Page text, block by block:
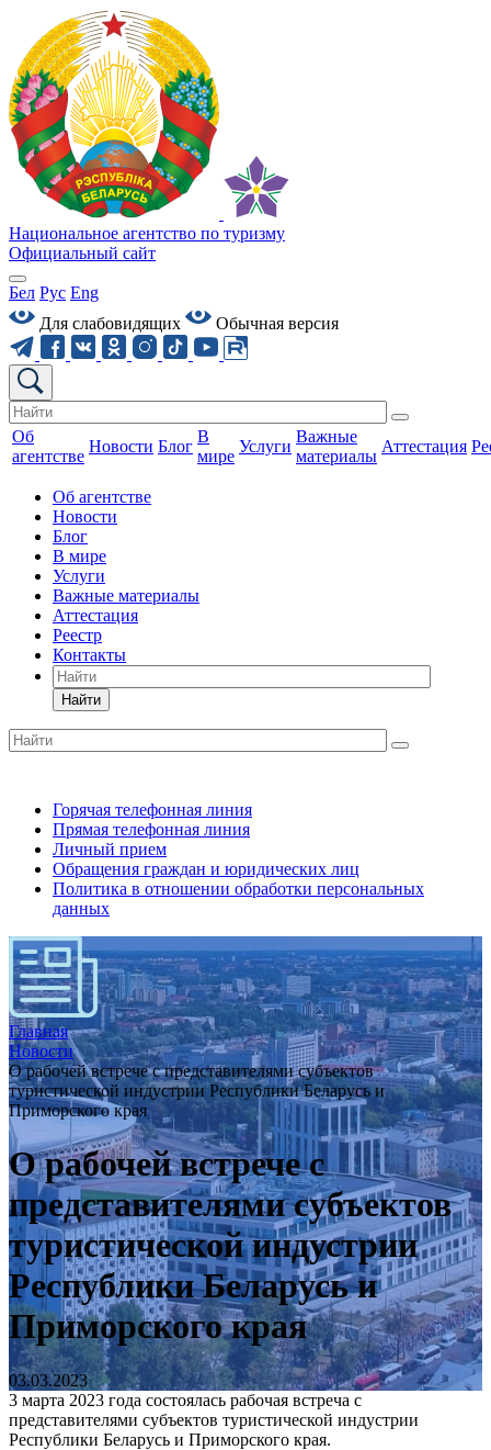
Национальное агентство по туризму
Официальный сайт
Бел Рус Eng
Для слабовидящих
Обычная версия
Об
агентстве
Новости Блог
В
мире
Услуги
Важные
материалы
Аттестация
Об агентстве
Новости
Блог
В мире
Услуги
Важные материалы
Аттестация
Реестр
Контакты
Найти
Горячая телефонная линия
Прямая телефонная линия
Личный прием
Обращения граждан и юридических лиц
Политика в отношении обработки персональных
данных
Главная
Новости
О рабочей встрече с представителями субъектов
туристической индустрии Республики Беларусь и
Приморского края
О рабочей встрече с
представителями субъектов
туристической индустрии
Республики Беларусь и
Приморского края
03.03.2023
3 марта 2023 года состоялась рабочая встреча с
представителями субъектов туристической индустрии
Республики Беларусь и Приморского края.